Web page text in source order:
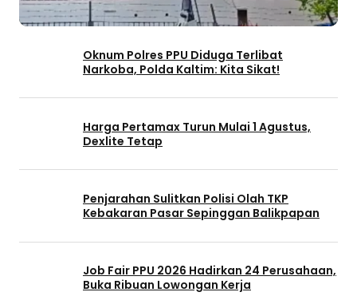
Oknum Polres PPU Diduga Terlibat
Narkoba, Polda Kaltim: Kita Sikat!
Harga Pertamax Turun Mulai 1 Agustus,
Dexlite Tetap
Penjarahan Sulitkan Polisi Olah TKP
Kebakaran Pasar Sepinggan Balikpapan
Job Fair PPU 2026 Hadirkan 24 Perusahaan,
Buka Ribuan Lowongan Kerja